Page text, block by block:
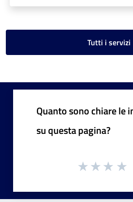
Tutti i servizi
Quanto sono chiare le
su questa pagina?